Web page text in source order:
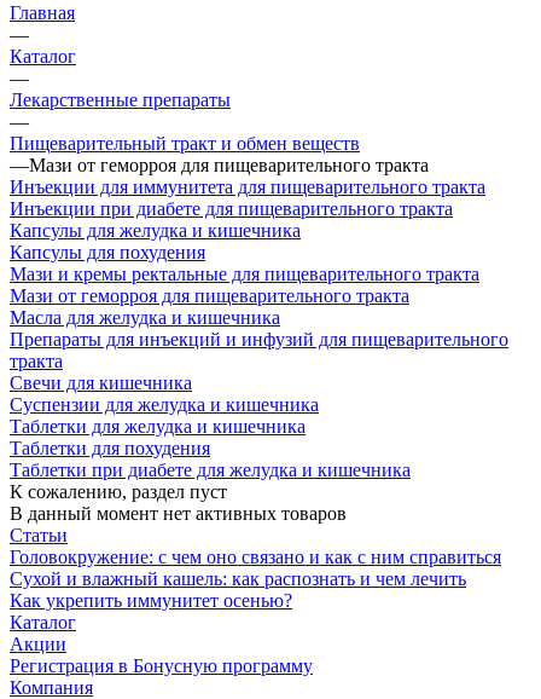
Главная
—
Каталог
—
Лекарственные препараты
—
Пищеварительный тракт и обмен веществ
—Мази от геморроя для пищеварительного тракта
Инъекции для иммунитета для пищеварительного тракта
Инъекции при диабете для пищеварительного тракта
Капсулы для желудка и кишечника
Капсулы для похудения
Мази и кремы ректальные для пищеварительного тракта
Мази от геморроя для пищеварительного тракта
Масла для желудка и кишечника
Препараты для инъекций и инфузий для пищеварительного
тракта
Свечи для кишечника
Суспензии для желудка и кишечника
Таблетки для желудка и кишечника
Таблетки для похудения
Таблетки при диабете для желудка и кишечника
К сожалению, раздел пуст
В данный момент нет активных товаров
Статьи
Головокружение: с чем оно связано и как с ним справиться
Сухой и влажный кашель: как распознать и чем лечить
Как укрепить иммунитет осенью?
Каталог
Акции
Регистрация в Бонусную программу
Компания